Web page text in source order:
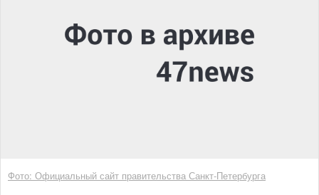
Фото: Официальный сайт правительства Санкт-Петербурга